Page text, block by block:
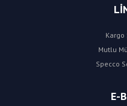
Mutlu
Specco
E-